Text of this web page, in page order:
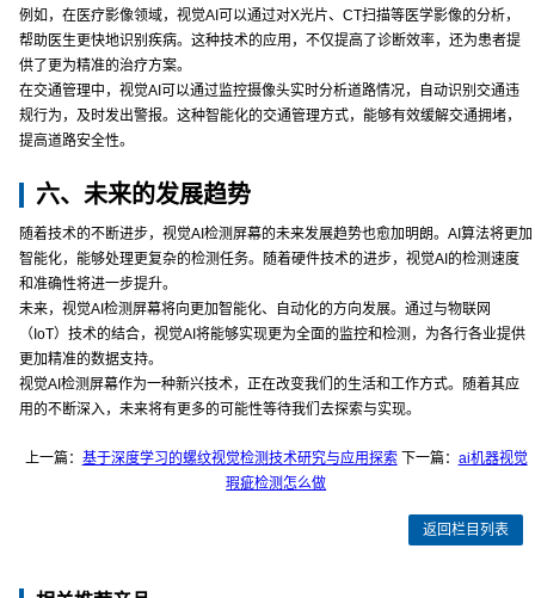
例如，在医疗影像领域，视觉AI可以通过对X光片、CT扫描等医学影像的分析，
帮助医生更快地识别疾病。这种技术的应用，不仅提高了诊断效率，还为患者提
供了更为精准的治疗方案。
在交通管理中，视觉AI可以通过监控摄像头实时分析道路情况，自动识别交通违
规行为，及时发出警报。这种智能化的交通管理方式，能够有效缓解交通拥堵，
提高道路安全性。
六、未来的发展趋势
随着技术的不断进步，视觉AI检测屏幕的未来发展趋势也愈加明朗。AI算法将更加
智能化，能够处理更复杂的检测任务。随着硬件技术的进步，视觉AI的检测速度
和准确性将进一步提升。
未来，视觉AI检测屏幕将向更加智能化、自动化的方向发展。通过与物联网
（IoT）技术的结合，视觉AI将能够实现更为全面的监控和检测，为各行各业提供
更加精准的数据支持。
视觉AI检测屏幕作为一种新兴技术，正在改变我们的生活和工作方式。随着其应
用的不断深入，未来将有更多的可能性等待我们去探索与实现。
上一篇： 基于深度学习的螺纹视觉检测技术研究与应用探索下一篇： ai机器视觉
瑕疵检测怎么做
返回栏目列表